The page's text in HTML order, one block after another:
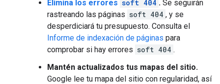
Elimina los errores soft 404 . Se seguirán
rastreando las páginas soft 404 , y se
desperdiciará tu presupuesto. Consulta el
Informe de indexación de páginas para
comprobar si hay errores soft 404 .
Mantén actualizados tus mapas del sitio.
Google lee tu mapa del sitio con regularidad, así